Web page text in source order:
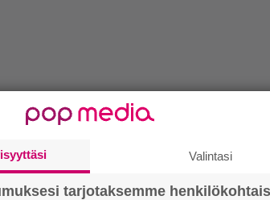
Valintasi
tarjotaksemme